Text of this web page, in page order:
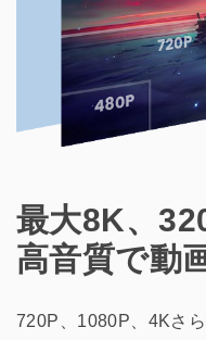
最大8K、
高音質で動
720P、1080P、4Kさ